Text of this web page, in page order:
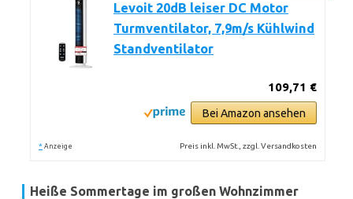
Levoit 20dB leiser DC Motor
Turmventilator, 7,9m/s Kühlwind
Standventilator
109,71 €
Bei Amazon ansehen
* Anzeige Preis inkl. MwSt., zzgl. Versandkosten
Heiße Sommertage im großen Wohnzimmer